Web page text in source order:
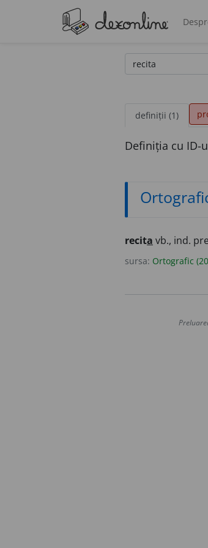
definiții (1)
Definiția cu ID-
recita vb., ind.
sursa: Ortografic